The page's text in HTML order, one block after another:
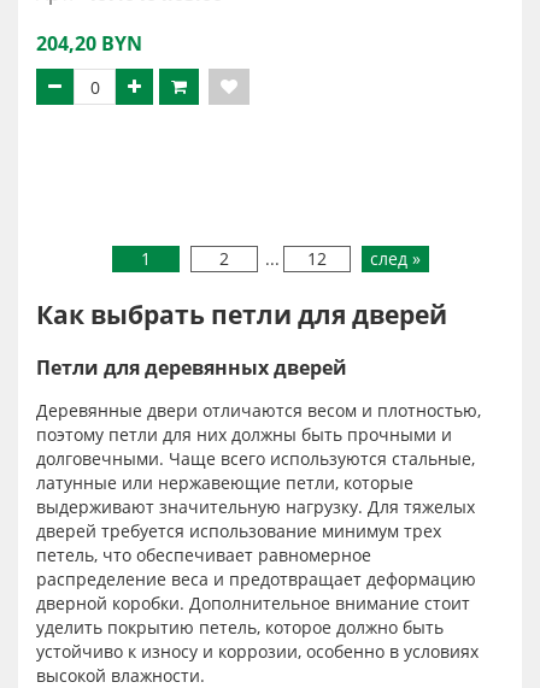
204,20 BYN
1 2 ... 12 след »
Как выбрать петли для дверей
Петли для деревянных дверей
Деревянные двери отличаются весом и плотностью,
поэтому петли для них должны быть прочными и
долговечными. Чаще всего используются стальные,
латунные или нержавеющие петли, которые
выдерживают значительную нагрузку. Для тяжелых
дверей требуется использование минимум трех
петель, что обеспечивает равномерное
распределение веса и предотвращает деформацию
дверной коробки. Дополнительное внимание стоит
уделить покрытию петель, которое должно быть
устойчиво к износу и коррозии, особенно в условиях
высокой влажности.